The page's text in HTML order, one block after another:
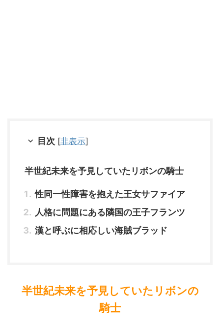
目次 [非表示]
半世紀未来を予見していたリボンの騎士
性同一性障害を抱えた王女サファイア
人格に問題にある隣国の王子フランツ
漢と呼ぶに相応しい海賊ブラッド
半世紀未来を予見していたリボンの
騎士